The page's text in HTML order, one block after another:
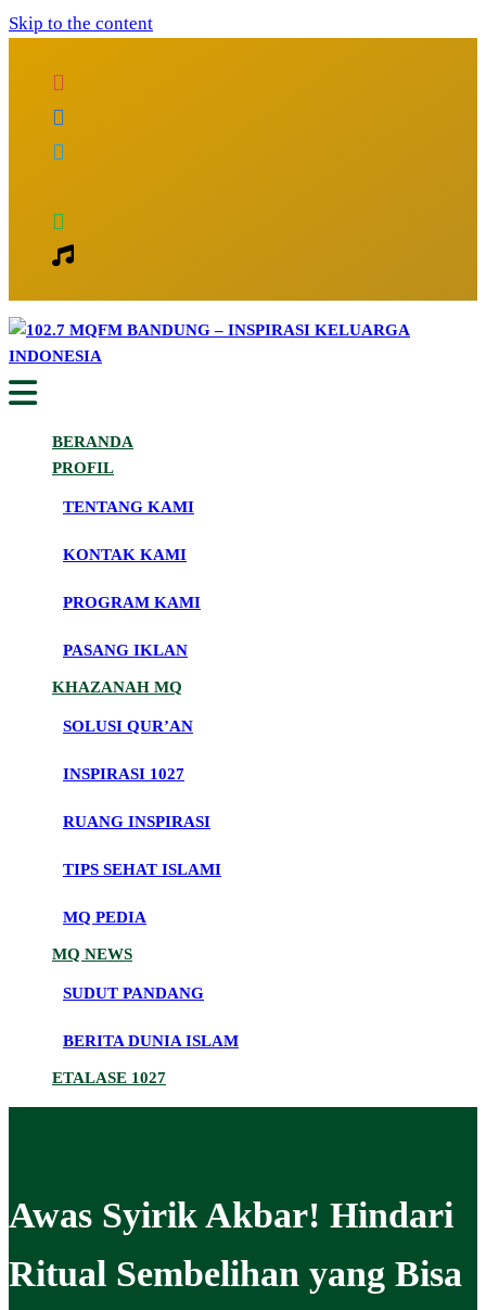
Skip to the content
102.7 MQFM Bandung – Inspirasi
Keluarga Indonesia
Inspirasi Keluarga Indonesia
BERANDA
PROFIL
TENTANG KAMI
KONTAK KAMI
PROGRAM KAMI
PASANG IKLAN
KHAZANAH MQ
SOLUSI QUR’AN
INSPIRASI 1027
RUANG INSPIRASI
TIPS SEHAT ISLAMI
MQ PEDIA
MQ NEWS
SUDUT PANDANG
BERITA DUNIA ISLAM
ETALASE 1027
Awas Syirik Akbar! Hindari
Ritual Sembelihan yang Bisa